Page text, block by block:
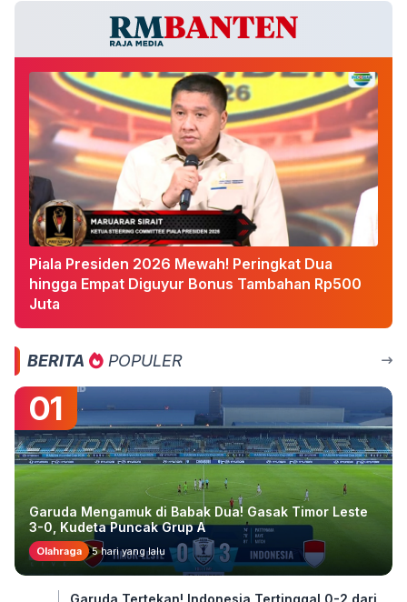
Piala Presiden 2026 Mewah! Peringkat Dua
hingga Empat Diguyur Bonus Tambahan Rp500
Juta
BERITA POPULER
01
Garuda Mengamuk di Babak Dua! Gasak Timor Leste
3-0, Kudeta Puncak Grup A
Olahraga 5 hari yang lalu
Garuda Tertekan! Indonesia Tertinggal 0-2 dari